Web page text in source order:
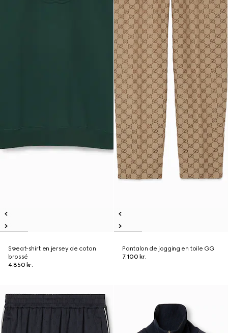
Sweat-shirt en jersey de coton
brossé
4.850 kr.
Pantalon de jogging en toile GG
7.100 kr.